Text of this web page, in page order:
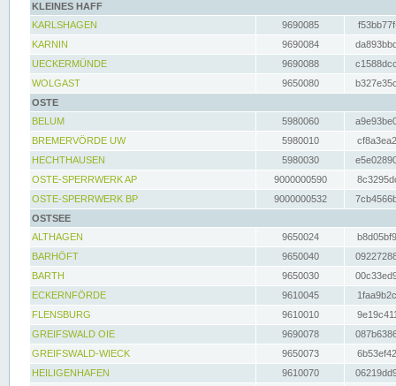
KLEINES HAFF
KARLSHAGEN
9690085
KARNIN
9690084
UECKERMÜNDE
9690088
WOLGAST
9650080
OSTE
BELUM
5980060
BREMERVÖRDE UW
5980010
HECHTHAUSEN
5980030
OSTE-SPERRWERK AP
9000000590
OSTE-SPERRWERK BP
9000000532
OSTSEE
ALTHAGEN
9650024
BARHÖFT
9650040
BARTH
9650030
ECKERNFÖRDE
9610045
FLENSBURG
9610010
GREIFSWALD OIE
9690078
GREIFSWALD-WIECK
9650073
HEILIGENHAFEN
9610070